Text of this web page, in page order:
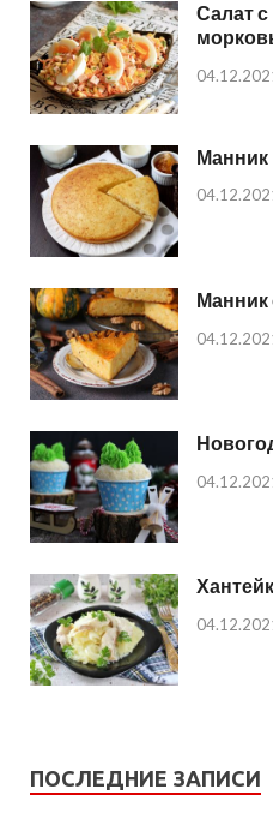
Салат с
Манник
Манник
ПОСЛЕДНИЕ ЗАПИСИ